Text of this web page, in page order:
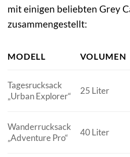
mit einigen beliebten Grey
zusammengestellt:
MODELL VOLUMEN
Tagesrucksack
„Urban Explorer“
25 Liter
Wanderrucksack
„Adventure Pro“
40 Liter